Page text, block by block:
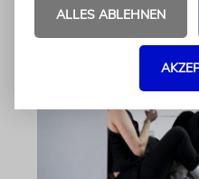
ALLES ABLEHNEN